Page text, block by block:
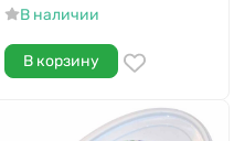
В наличии
В корзину